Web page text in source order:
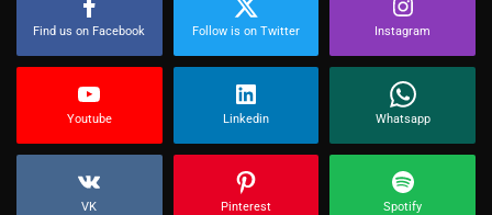
Find us on Facebook Follow is on Twitter Instagram
Youtube Linkedin Whatsapp
VK Pinterest Spotify